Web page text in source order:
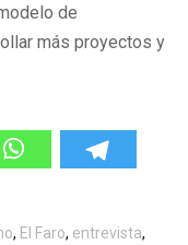
de
más proyectos y
, El Faro, entrevista,